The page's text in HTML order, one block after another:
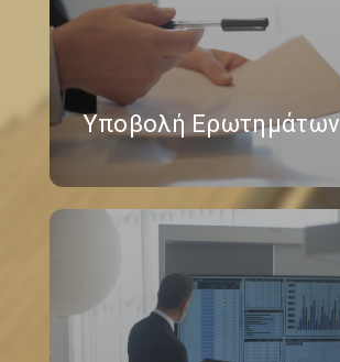
Υποβολή Ερωτημάτων